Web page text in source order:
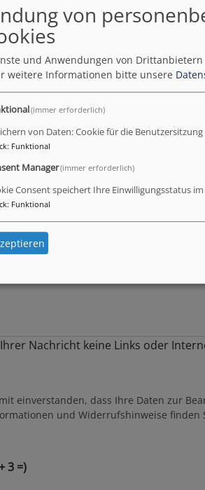
Nachricht keine Links oder
einverstanden, dass Ihre Daten zur
und Widerrufshinweise finden
3 =)
von
und Anwendungen von
weitere Informationen bitte unsere
(immer erforderlich)
von Daten: Cookie für die Benutzersitzung
: Funktional
Manager(immer erforderlich)
Consent speichert Ihre Einwilligungsstatus
: Funktional